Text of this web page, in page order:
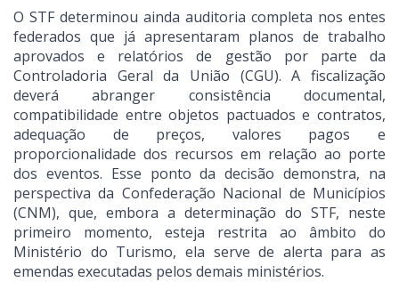
O STF determinou ainda auditoria completa nos entes
federados que já apresentaram planos de trabalho
aprovados e relatórios de gestão por parte da
Controladoria Geral da União (CGU). A fiscalização
deverá abranger consistência documental,
compatibilidade entre objetos pactuados e contratos,
adequação de preços, valores pagos e
proporcionalidade dos recursos em relação ao porte
dos eventos. Esse ponto da decisão demonstra, na
perspectiva da Confederação Nacional de Municípios
(CNM), que, embora a determinação do STF, neste
primeiro momento, esteja restrita ao âmbito do
Ministério do Turismo, ela serve de alerta para as
emendas executadas pelos demais ministérios.